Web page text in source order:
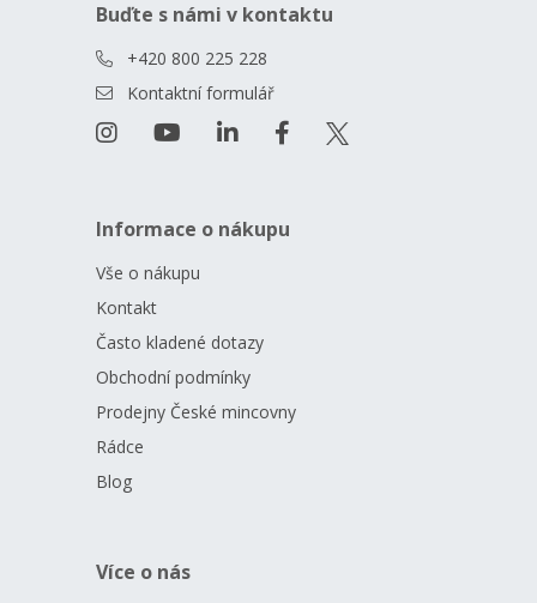
Buďte s námi v kontaktu
+420 800 225 228
Kontaktní formulář
Informace o nákupu
Vše o nákupu
Kontakt
Často kladené dotazy
Obchodní podmínky
Prodejny České mincovny
Rádce
Blog
Více o nás